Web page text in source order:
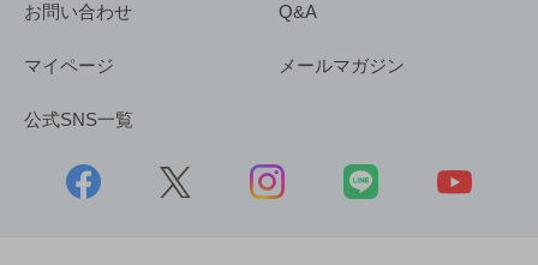
お問い合わせ Q&A
マイページ メールマガジン
公式SNS一覧